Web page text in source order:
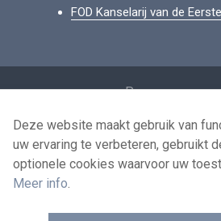
FOD Kanselarij van de
Voorwaarden voor het
Contacteer
Deze website maakt gebruik van
uw ervaring te verbeteren, gebruikt
optionele cookies waarvoor uw
Meer info.